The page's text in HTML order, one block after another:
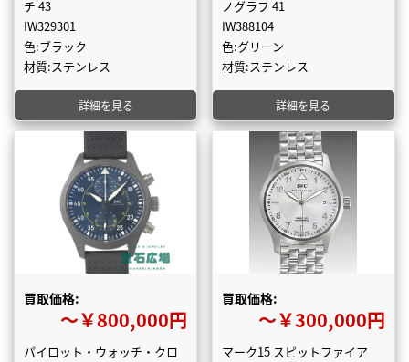
チ 43
IW329301
色:ブラック
材質:ステンレス
詳細を見る
ノグラフ 41
IW388104
色:グリーン
材質:ステンレス
詳細を見る
買取価格:
〜￥800,000円
パイロット・ウォッチ・クロ
買取価格:
〜￥300,000円
マーク15 スピットファイア